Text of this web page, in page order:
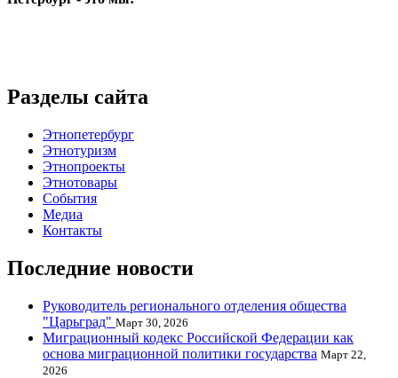
Разделы сайта
Этнопетербург
Этнотуризм
Этнопроекты
Этнотовары
События
Медиа
Контакты
Последние новости
Руководитель регионального отделения общества
"Царьград" Март 30, 2026
Миграционный кодекс Российской Федерации как
основа миграционной политики государства Март 22,
2026